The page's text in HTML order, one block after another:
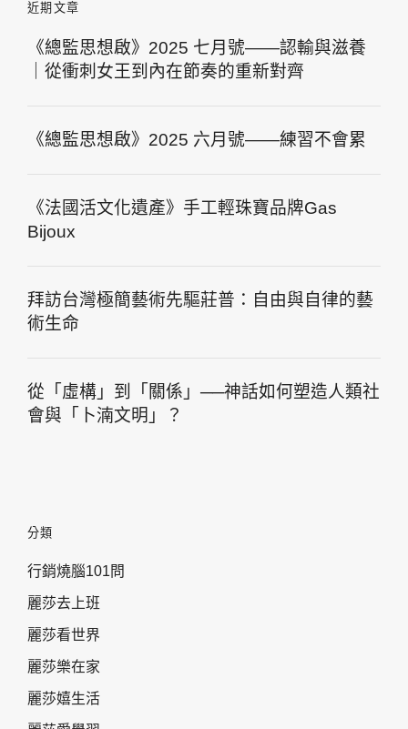
近期文章
《總監思想啟》2025 七月號——認輸與滋養
｜從衝刺女王到內在節奏的重新對齊
《總監思想啟》2025 六月號——練習不會累
《法國活文化遺產》手工輕珠寶品牌Gas
Bijoux
拜訪台灣極簡藝術先驅莊普：自由與自律的藝
術生命
從「虛構」到「關係」──神話如何塑造人類社
會與「卜湳文明」？
分類
行銷燒腦101問
麗莎去上班
麗莎看世界
麗莎樂在家
麗莎嬉生活